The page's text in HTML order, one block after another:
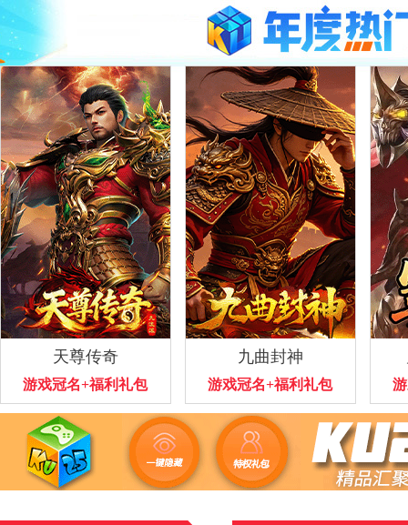
天尊传奇
游戏冠名+福利礼包
九曲封神
游戏冠名+福利礼包